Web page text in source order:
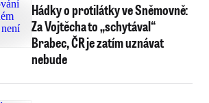
Hádky o protilátky ve Sněmovně:
Za Vojtěcha to „schytával“
Brabec, ČR je zatím uznávat
nebude